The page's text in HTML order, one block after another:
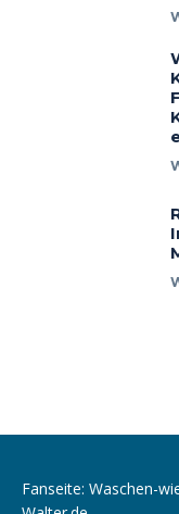
Fanseite: Waschen-